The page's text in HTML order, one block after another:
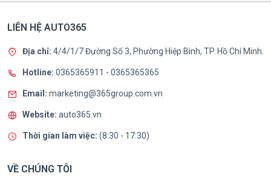
LIÊN HỆ AUTO365
Địa chỉ: 4/4/1/7 Đường Số 3, Phường Hiệp Bình, TP. Hồ Chí Minh.
Hotline: 0365365911 - 0365365365
Email: marketing@365group.com.vn
Website: auto365.vn
Thời gian làm việc: (8:30 - 17:30)
VỀ CHÚNG TÔI